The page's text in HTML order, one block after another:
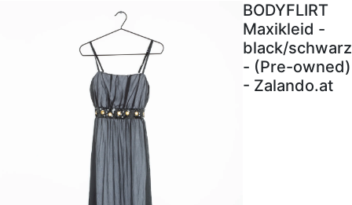
BODYFLIRT
Maxikleid -
black/schwarz
- (Pre-owned)
- Zalando.at